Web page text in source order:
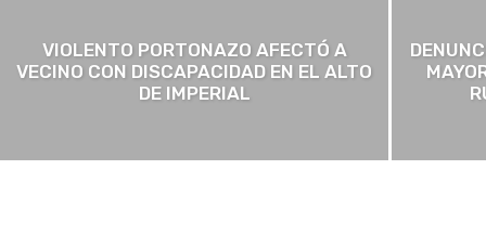
VIOLENTO PORTONAZO AFECTÓ A
VECINO CON DISCAPACIDAD EN EL ALTO
DE IMPERIAL